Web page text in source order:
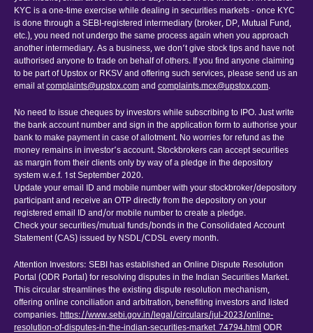
KYC is a one-time exercise while dealing in securities markets - once KYC
is done through a SEBI-registered intermediary (broker, DP, Mutual Fund,
etc.), you need not undergo the same process again when you approach
another intermediary. As a business, we don’t give stock tips and have not
authorised anyone to trade on behalf of others. If you find anyone claiming
to be part of Upstox or RKSV and offering such services, please send us an
email atcomplaints@upstox.comand complaints.mcx@upstox.com.
No need to issue cheques by investors while subscribing to IPO. Just write
the bank account number and sign in the application form to authorise your
bank to make payment in case of allotment. No worries for refund as the
money remains in investor’s account. Stockbrokers can accept securities
as margin from their clients only by way of a pledge in the depository
system w.e.f. 1st September 2020.
Update your email ID and mobile number with your stockbroker/depository
participant and receive an OTP directly from the depository on your
registered email ID and/or mobile number to create a pledge.
Check your securities/mutual funds/bonds in the Consolidated Account
Statement (CAS) issued by NSDL/CDSL every month.
Attention Investors: SEBI has established an Online Dispute Resolution
Portal (ODR Portal) for resolving disputes in the Indian Securities Market.
This circular streamlines the existing dispute resolution mechanism,
offering online conciliation and arbitration, benefiting investors and listed
companies.https://www.sebi.gov.in/legal/circulars/jul-2023/online-
resolution-of-disputes-in-the-indian-securities-market_74794.html ODR